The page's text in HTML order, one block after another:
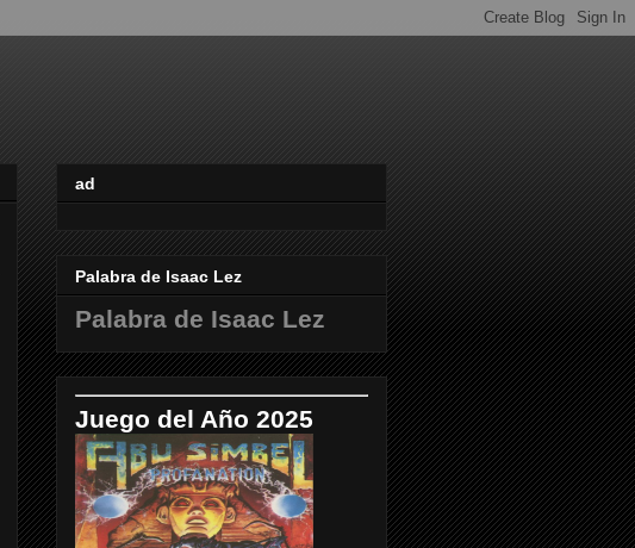
ad
Palabra de Isaac Lez
Palabra de Isaac Lez
Juego del Año 2025